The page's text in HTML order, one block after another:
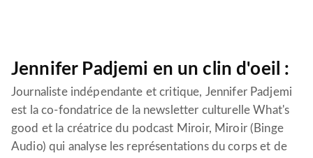
Jennifer Padjemi en un clin d'oeil :
Journaliste indépendante et critique, Jennifer Padjemi
est la co-fondatrice de la newsletter culturelle What's
good et la créatrice du podcast Miroir, Miroir (Binge
Audio) qui analyse les représentations du corps et de